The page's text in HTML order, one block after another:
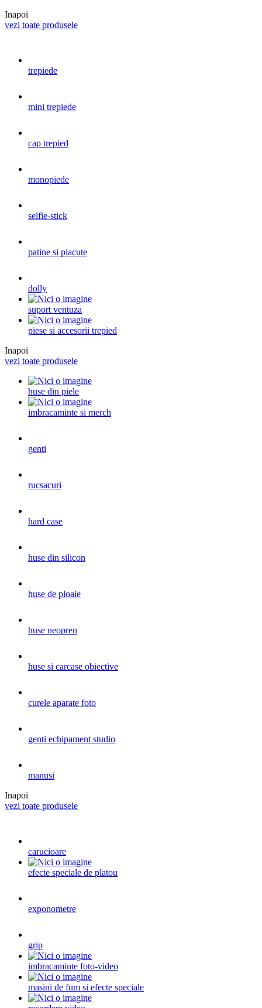
Inapoi
vezi toate produsele
trepiede
mini trepiede
cap trepied
monopiede
selfie-stick
patine si placute
dolly
suport ventuza
piese si accesorii trepied
Inapoi
vezi toate produsele
huse din piele
imbracaminte si merch
genti
rucsacuri
hard case
huse din silicon
huse de ploaie
huse neopren
huse si carcase obiective
curele aparate foto
genti echipament studio
manusi
Inapoi
vezi toate produsele
carucioare
efecte speciale de platou
exponometre
grip
imbracaminte foto-video
masini de fum si efecte speciale